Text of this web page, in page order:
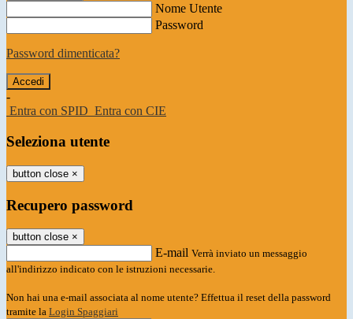
Nome Utente
Password
Password dimenticata?
-
Entra con SPID Entra con CIE
Seleziona utente
button close ×
Recupero password
button close ×
E-mail Verrà inviato un messaggio
all'indirizzo indicato con le istruzioni necessarie.
Non hai una e-mail associata al nome utente? Effettua il reset della password
tramite la Login Spaggiari